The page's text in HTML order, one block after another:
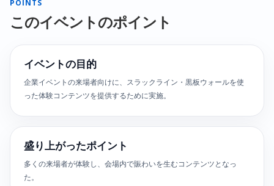
POINTS
このイベントのポイント
イベントの目的
企業イベントの来場者向けに、スラックライン・黒板ウォールを使
った体験コンテンツを提供するために実施。
盛り上がったポイント
多くの来場者が体験し、会場内で賑わいを生むコンテンツとなっ
た。